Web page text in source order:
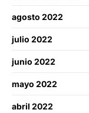
agosto 2022
julio 2022
junio 2022
mayo 2022
abril 2022